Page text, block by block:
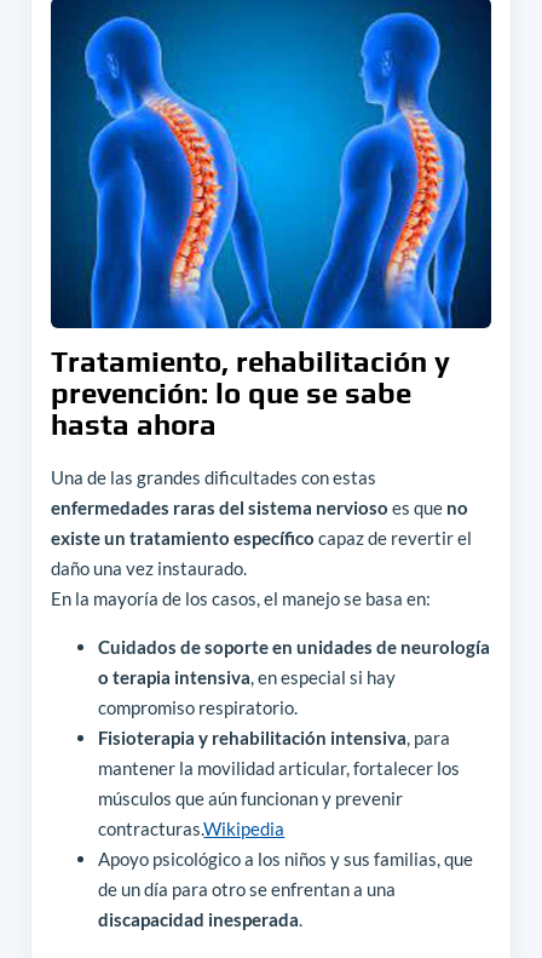
Tratamiento, rehabilitación y
prevención: lo que se sabe
hasta ahora
Una de las grandes dificultades con estas
enfermedades raras del sistema nervioso es que no
existe un tratamiento específico capaz de revertir el
daño una vez instaurado.
En la mayoría de los casos, el manejo se basa en:
Cuidados de soporte en unidades de neurología
o terapia intensiva, en especial si hay
compromiso respiratorio.
Fisioterapia y rehabilitación intensiva, para
mantener la movilidad articular, fortalecer los
músculos que aún funcionan y prevenir
contracturas.Wikipedia
Apoyo psicológico a los niños y sus familias, que
de un día para otro se enfrentan a una
discapacidad inesperada.